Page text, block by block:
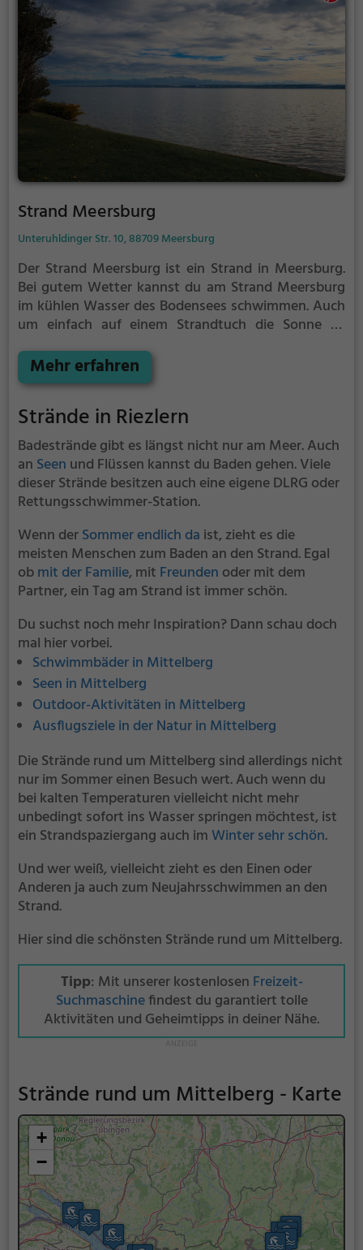
Strand Meersburg
Unteruhldinger Str. 10, 88709 Meersburg
Der Strand Meersburg ist ein Strand in Meersburg.
Bei gutem Wetter kannst du am Strand Meersburg
im kühlen Wasser des Bodensees schwimmen. Auch
um einfach auf einem Strandtuch die Sonne zu
Denk aber immer daran, dich ausreichend vor der
Sonne zu schützen.
Mehr erfahren
Strände in Riezlern
Badestrände gibt es längst nicht nur am Meer. Auch
an Seen und Flüssen kannst du Baden gehen. Viele
dieser Strände besitzen auch eine eigene DLRG oder
Rettungsschwimmer-Station.
Wenn derSommer endlich da ist, zieht es die
meisten Menschen zum Baden an den Strand. Egal
obmit der Familie, mit Freunden oder mit dem
Partner, ein Tag am Strand ist immer schön.
Du suchst noch mehr Inspiration? Dann schau doch
mal hier vorbei.
Schwimmbäder in Mittelberg
Seen in Mittelberg
Outdoor-Aktivitäten in Mittelberg
Ausflugsziele in der Natur in Mittelberg
Die Strände rund um Mittelberg sind allerdings nicht
nur im Sommer einen Besuch wert. Auch wenn du
bei kalten Temperaturen vielleicht nicht mehr
unbedingt sofort ins Wasser springen möchtest, ist
ein Strandspaziergang auch imWinter sehr schön.
Und wer weiß, vielleicht zieht es den Einen oder
Anderen ja auch zum Neujahrsschwimmen an den
Strand.
Hier sind die schönsten Strände rund um Mittelberg.
Tipp: Mit unserer kostenlosen Freizeit-
Suchmaschinefindest du garantiert tolle
Aktivitäten und Geheimtipps in deiner Nähe.
Strände rund um Mittelberg - Karte
+
−